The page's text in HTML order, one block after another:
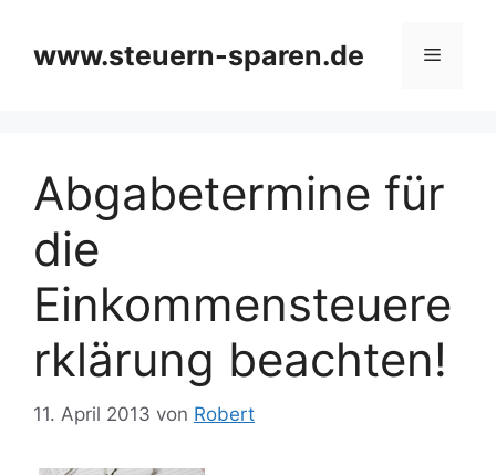
springen
www.steuern-sparen.de Menü
Abgabetermine für
die
Einkommensteuere
rklärung beachten!
11. April 2013 von Robert